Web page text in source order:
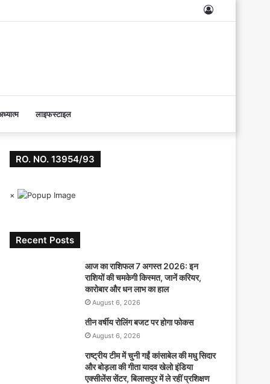
लाइफस्टाइल
RO. NO. 13954/93
×
Recent Posts
आज का राशिफल 7 अगस्त 2026: इन
राशियों की चमकेगी किस्मत, जानें करियर,
कारोबार और धन लाभ का हाल
August 6, 2026
तीन वर्षीय रोलिंग बजट पर होगा फोकस
August 6, 2026
राष्ट्रीय टीम में चुनी गईं कांसाबेल की मधु सिदार
और बोड़ला की गीता यादव खेलो इंडिया
एक्सीलेंस सेंटर, बिलासपुर में ले रहीं प्रशिक्षण